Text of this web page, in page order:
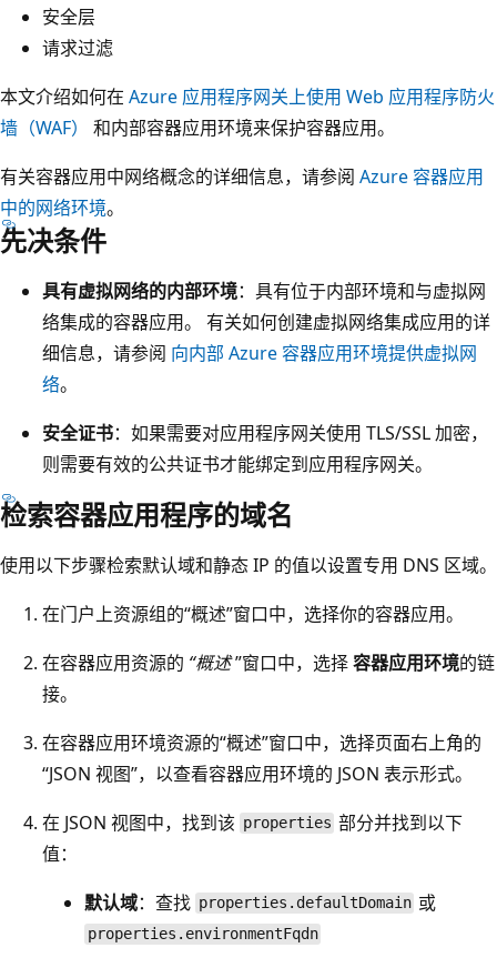
安全层
请求过滤
本文介绍如何在 Azure 应用程序网关上使用 Web 应用程序防火
墙（WAF）
和内部容器应用环境来保护容器应用。
有关容器应用中网络概念的详细信息，请参阅 Azure 容器应用
中的网络环境。
先决条件
具有虚拟网络的内部环境：具有位于内部环境和与虚拟网
络集成的容器应用。 有关如何创建虚拟网络集成应用的详
细信息，请参阅 向内部 Azure 容器应用环境提供虚拟网
络。
安全证书：如果需要对应用程序网关使用 TLS/SSL 加密，
则需要有效的公共证书才能绑定到应用程序网关。
检索容器应用程序的域名
使用以下步骤检索默认域和静态 IP 的值以设置专用 DNS 区域。
在门户上资源组的“概述”窗口中，选择你的容器应用。
在容器应用资源的 “概述”窗口中，选择容器应用环境的链
接。
在容器应用环境资源的“概述”窗口中，选择页面右上角的
“JSON 视图”，以查看容器应用环境的 JSON 表示形式。
在 JSON 视图中，找到该 properties 部分并找到以下
值：
默认域：查找 properties.defaultDomain 或
properties.environmentFqdn